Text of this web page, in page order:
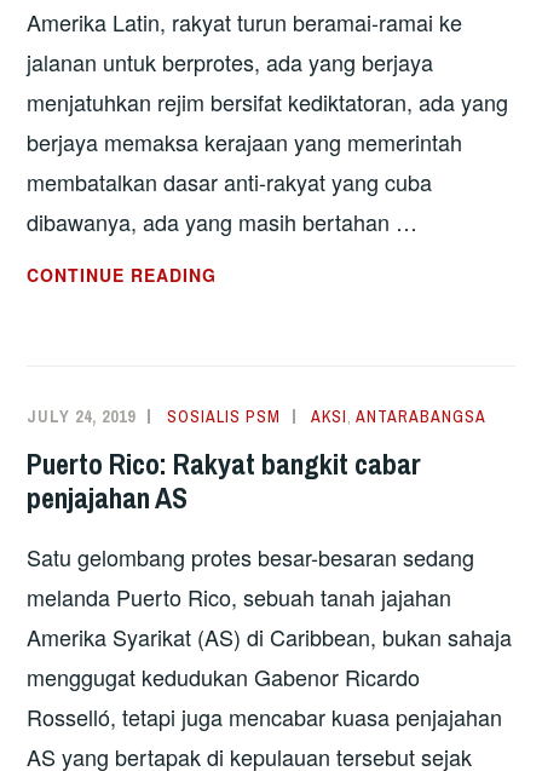
Amerika Latin, rakyat turun beramai-ramai ke
jalanan untuk berprotes, ada yang berjaya
menjatuhkan rejim bersifat kediktatoran, ada yang
berjaya memaksa kerajaan yang memerintah
membatalkan dasar anti-rakyat yang cuba
dibawanya, ada yang masih bertahan …
CONTINUE READING
KEMBALI
2019 (ANTARABANGSA)
JULY 24, 2019 SOSIALIS PSM AKSI,ANTARABANGSA
Puerto Rico: Rakyat bangkit cabar
penjajahan AS
Satu gelombang protes besar-besaran sedang
melanda Puerto Rico, sebuah tanah jajahan
Amerika Syarikat (AS) di Caribbean, bukan sahaja
menggugat kedudukan Gabenor Ricardo
Rosselló, tetapi juga mencabar kuasa penjajahan
AS yang bertapak di kepulauan tersebut sejak